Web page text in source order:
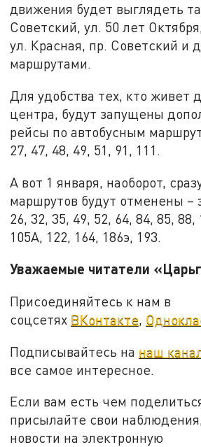
движения будет выглядеть
Советский, ул. 50 лет
ул. Красная, пр. Советский и
маршрутами.
Для удобства тех, кто живет
центра, будут запущены
рейсы по автобусным
27, 47, 48, 49, 51, 91, 111.
А вот 1 января, наоборот,
маршрутов будут отменены –
26, 32, 35, 49, 52, 64, 84, 85, 88,
105А, 122, 164, 186э, 193.
Уважаемые читатели
Присоединяйтесь к нам в
соцсетях ВКонтакте,
Подписывайтесь на наш
все самое интересное.
Если вам есть чем
присылайте свои
новости на электронную